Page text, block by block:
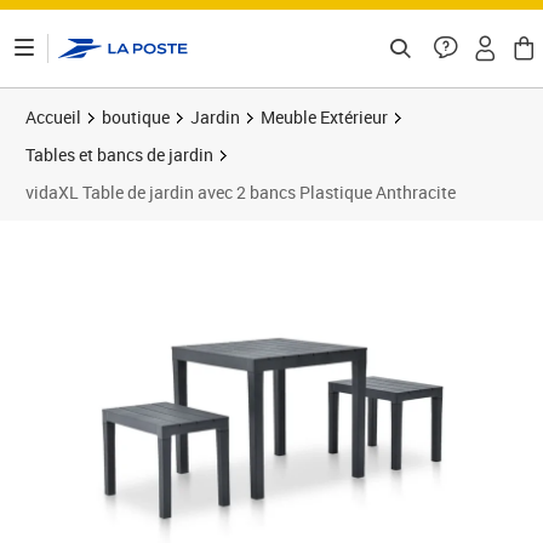
Accueil boutique Jardin
Meuble Extérieur
Tables et bancs de jardin
vidaXL Table de jardin avec 2 bancs Plastique Anthracite